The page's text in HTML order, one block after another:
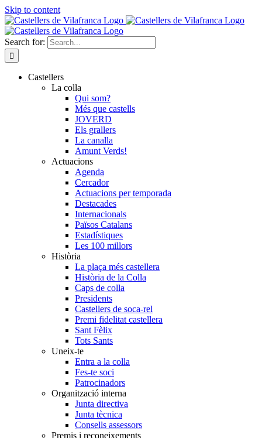
Skip to content
Search for:
Castellers
La colla
Qui som?
Més que castells
JOVERD
Els grallers
La canalla
Amunt Verds!
Actuacions
Agenda
Cercador
Actuacions per temporada
Destacades
Internacionals
Països Catalans
Estadístiques
Les 100 millors
Història
La plaça més castellera
Història de la Colla
Caps de colla
Presidents
Castellers de soca-rel
Premi fidelitat castellera
Sant Fèlix
Tots Sants
Uneix-te
Entra a la colla
Fes-te soci
Patrocinadors
Organització interna
Junta directiva
Junta tècnica
Consells assessors
Premis i reconeixements